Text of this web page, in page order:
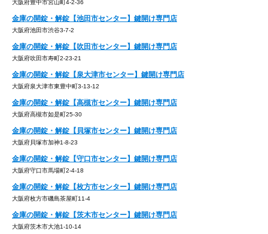
大阪府豊中市宮山町4-2-36
金庫の開錠・解錠【池田市センター】鍵開け専門店
大阪府池田市渋谷3-7-2
金庫の開錠・解錠【吹田市センター】鍵開け専門店
大阪府吹田市寿町2-23-21
金庫の開錠・解錠【泉大津市センター】鍵開け専門店
大阪府泉大津市東豊中町3-13-12
金庫の開錠・解錠【高槻市センター】鍵開け専門店
大阪府高槻市如是町25-30
金庫の開錠・解錠【貝塚市センター】鍵開け専門店
大阪府貝塚市加神1-8-23
金庫の開錠・解錠【守口市センター】鍵開け専門店
大阪府守口市馬場町2-4-18
金庫の開錠・解錠【枚方市センター】鍵開け専門店
大阪府枚方市磯島茶屋町11-4
金庫の開錠・解錠【茨木市センター】鍵開け専門店
大阪府茨木市大池1-10-14